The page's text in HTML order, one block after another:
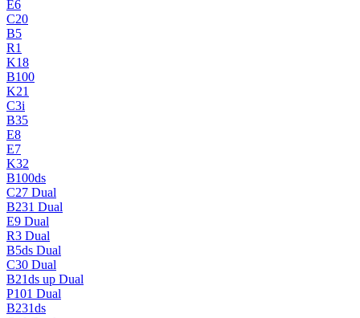
E6
C20
B5
R1
K18
B100
K21
C3i
B35
E8
E7
K32
B100ds
C27 Dual
B231 Dual
E9 Dual
R3 Dual
B5ds Dual
C30 Dual
B21ds up Dual
P101 Dual
B231ds